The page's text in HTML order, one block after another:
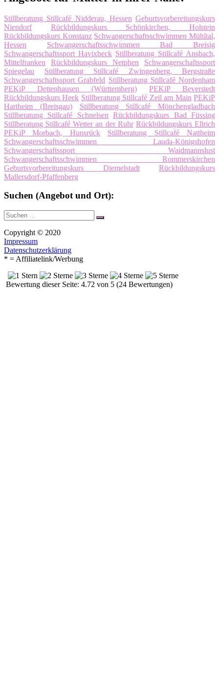
Stillberatung Stillcafé Nidderau, Hessen Geburtsvorbereitungskurs
Niendorf
Rückbildungskurs Schönkirchen, Holstein
Rückbildungskurs Konstanz Schwangerschaftsschwimmen Mühltal,
Hessen
Schwangerschaftsschwimmen Bad Breisig
Schwangerschaftssport Havixbeck Stillberatung Stillcafé Ansbach,
Mittelfranken
Rückbildungskurs Netphen
Schwangerschaftssport
Spiegelau
Stillberatung Stillcafé Zwingenberg, Bergstraße
Schwangerschaftssport Grabfeld Stillberatung Stillcafé Nordenham
PEKiP Dettenhausen (Württemberg)
PEKiP Beverstedt
Rückbildungskurs Heek Stillberatung Stillcafé Zeil am Main PEKiP
Hartheim (Breisgau)
Stillberatung Stillcafé Mönchengladbach
Stillberatung Stillcafé Schnelsen
Rückbildungskurs Bad Füssing
Stillberatung Stillcafé Wetter an der Ruhr Rückbildungskurs Ellrich
PEKiP Morbach, Hunsrück
Stillberatung Stillcafé Nattheim
Schwangerschaftsschwimmen Lauda-Königshofen
Schwangerschaftssport Waidmannslust
Schwangerschaftsschwimmen Rommerskirchen
Geburtsvorbereitungskurs Diemelstadt
Rückbildungskurs
Mallersdorf-Pfaffenberg
Suchen (Angebot und Ort):
Suche
nach:
Suchen
Copyright © 2020
Impressum
Datenschutzerklärung
* = Affiliatelink/Werbung
Bewertung dieser Seite: 4.72 von 5 (24 Bewertungen)